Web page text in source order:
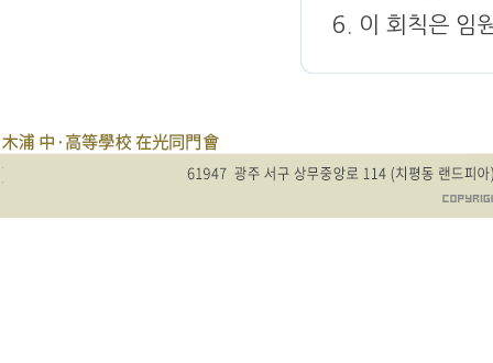
6. 이 회칙은 임